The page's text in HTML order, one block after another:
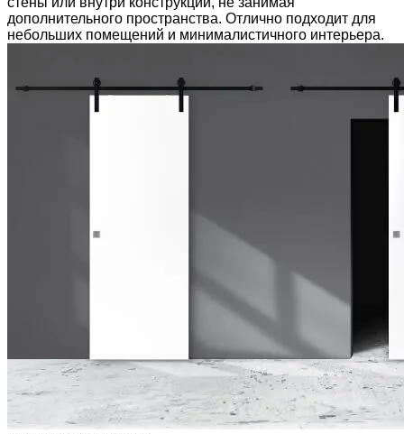
дополнительного пространства. Отлично подходит для
небольших помещений и минималистичного интерьера.